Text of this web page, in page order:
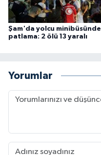
Şam'da yolcu minibüsünde
patlama: 2 ölü 13 yaralı
Yorumlar